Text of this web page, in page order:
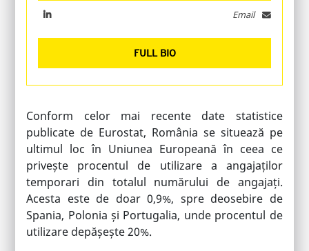
Email
FULL BIO
Conform celor mai recente date statistice
publicate de Eurostat, România se situează pe
ultimul loc în Uniunea Europeană în ceea ce
privește procentul de utilizare a angajaților
temporari din totalul numărului de angajați.
Acesta este de doar 0,9%, spre deosebire de
Spania, Polonia și Portugalia, unde procentul de
utilizare depășește 20%.